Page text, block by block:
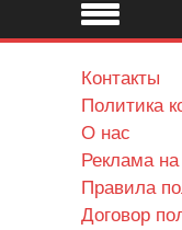
Контакты
Политика
О нас
Реклама
Правила
Договор